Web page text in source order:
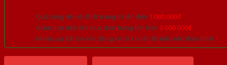
Quà tặng đồ nội thất trang trí lên đến 1.000.000đ
Giảm trực tiếp khi mua đơn hàng lớn hơn 3.000.000đ
Nhiều ưu đãi lớn khi đăng ký tài khoản thành viên thân thiết